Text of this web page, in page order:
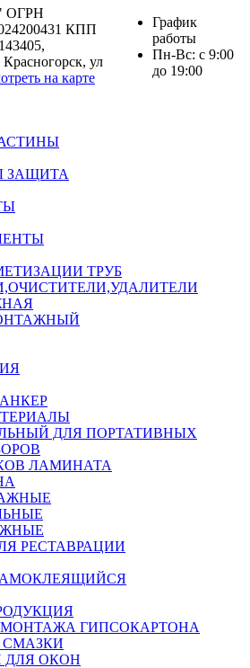
ОГРН
КПП
ул
на карте
График
работы
Пн-Вс: с 9:00
до 19:00
ЗАЩИТА
ТРУБ
ДЛЯ ПОРТАТИВНЫХ
ЛАМИНАТА
РЕСТАВРАЦИИ
ГИПСОКАРТОНА
СМАЗКИ
ДЛЯ ОКОН